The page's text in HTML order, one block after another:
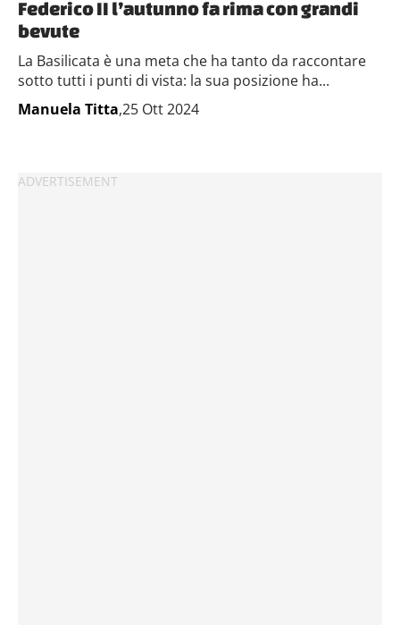
Federico II l’autunno fa rima con grandi
bevute
La Basilicata è una meta che ha tanto da raccontare
sotto tutti i punti di vista: la sua posizione ha...
Manuela Titta,25 Ott 2024